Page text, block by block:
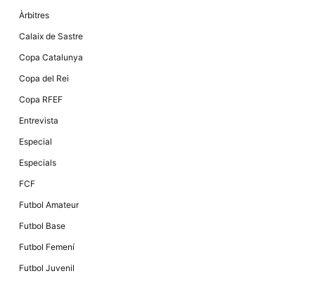
Àrbitres
Calaix de Sastre
Copa Catalunya
Copa del Rei
Copa RFEF
Entrevista
Especial
Especials
FCF
Futbol Amateur
Futbol Base
Futbol Femení
Futbol Juvenil